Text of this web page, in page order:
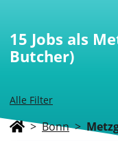
Alle Filter
15 Jobs als
Butcher)
> Bonn >